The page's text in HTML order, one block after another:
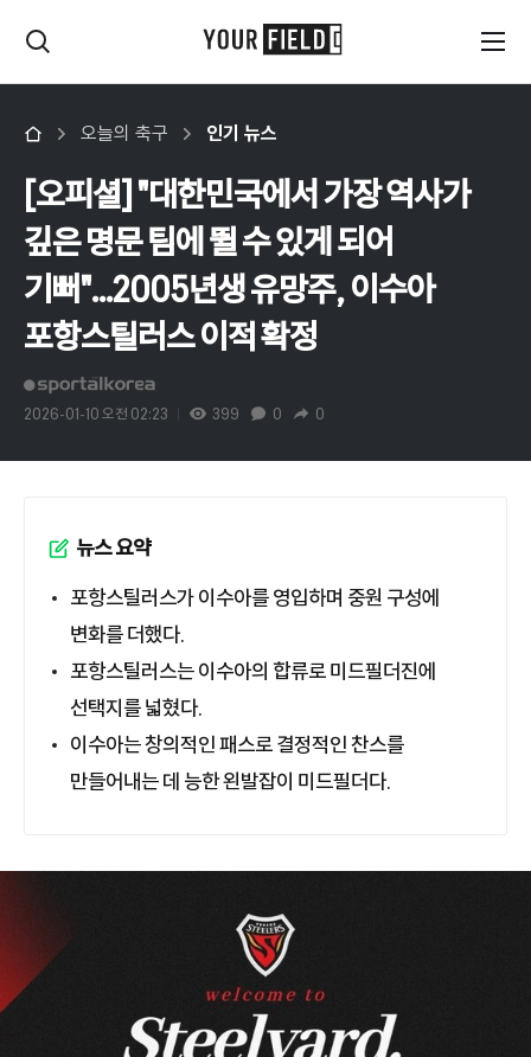
오늘의 축구 인기 뉴스
[오피셜] "대한민국에서 가장 역사가
깊은 명문 팀에 뛸 수 있게 되어
기뻐"...2005년생 유망주, 이수아
포항스틸러스 이적 확정
2026-01-10 오전 02:23 399 0 0
뉴스 요약
포항스틸러스가 이수아를 영입하며 중원 구성에
변화를 더했다.
포항스틸러스는 이수아의 합류로 미드필더진에
선택지를 넓혔다.
이수아는 창의적인 패스로 결정적인 찬스를
만들어내는 데 능한 왼발잡이 미드필더다.